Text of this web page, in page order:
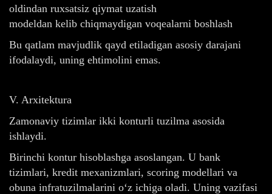
oldindan ruxsatsiz qiymat uzatish
modeldan kelib chiqmaydigan voqealarni boshlash
Bu qatlam mavjudlik qayd etiladigan asosiy darajani
ifodalaydi, uning ehtimolini emas.
V. Arxitektura
Zamonaviy tizimlar ikki konturli tuzilma asosida
ishlaydi.
Birinchi kontur hisoblashga asoslangan. U bank
tizimlari, kredit mexanizmlari, scoring modellari va
obuna infratuzilmalarini o‘z ichiga oladi. Uning vazifasi